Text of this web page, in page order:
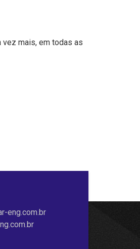
vez mais, em todas as
eng.com.br